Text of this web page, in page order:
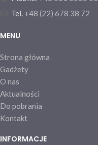
Tel. +48 (22) 678 38 72
MENU
Strona główna
Gadżety
O nas
Aktualności
Do pobrania
Kontakt
INFORMACJE